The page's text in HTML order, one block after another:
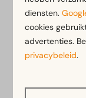
Veilig
diensten.
cookies
advertenties.
privacybeleid.